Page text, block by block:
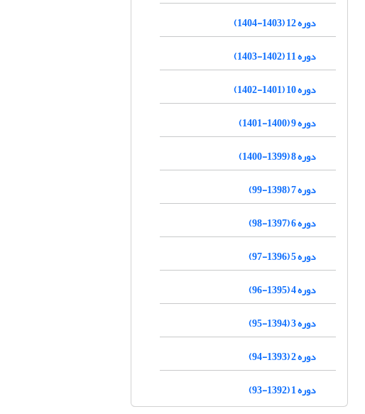
دوره 12 (1403-1404)
دوره 11 (1402-1403)
دوره 10 (1401-1402)
دوره 9 (1400-1401)
دوره 8 (1399-1400)
دوره 7 (1398-99)
دوره 6 (1397-98)
دوره 5 (1396-97)
دوره 4 (1395-96)
دوره 3 (1394-95)
دوره 2 (1393-94)
دوره 1 (1392-93)